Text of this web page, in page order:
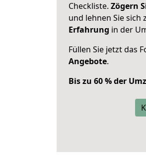
Checkliste. Zögern
und lehnen Sie sich
Erfahrung in der
Füllen Sie jetzt das
Angebote.
Bis zu 60 % der